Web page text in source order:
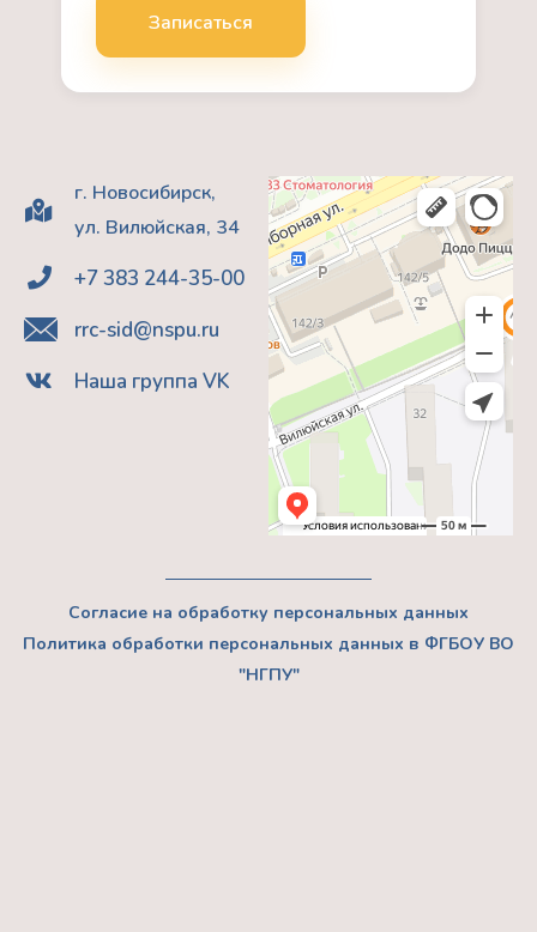
Записаться
г. Новосибирск,
ул. Вилюйская, 34
+7 383 244-35-00
rrc-sid@nspu.ru
Наша группа VK
Согласие на обработку персональных данных
Политика обработки персональных данных в ФГБОУ ВО
"НГПУ"